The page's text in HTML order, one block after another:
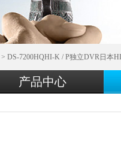
> DS-7200HQHI-K / P独立DVR日本
产品中心